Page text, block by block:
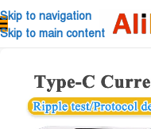
Skip to navigation
Skip to main content